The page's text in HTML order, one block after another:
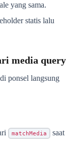
yang sama.
statis lalu
media query
ponsel langsung
matchMedia
saat